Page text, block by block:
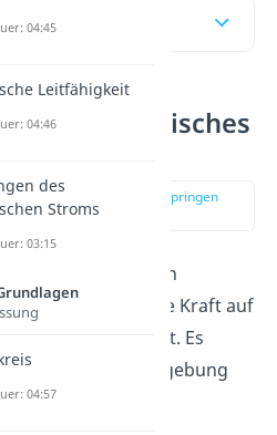
ist ein elektrisches
zur Stelle im Video springen
(00:15)
ist ein
Feld, das eine Kraft auf
Teilchen auswirkt. Es
immer in der Umgebung
Ladung.
04:45
Leitfähigkeit
04:46
des
Stroms
03:15
04:57